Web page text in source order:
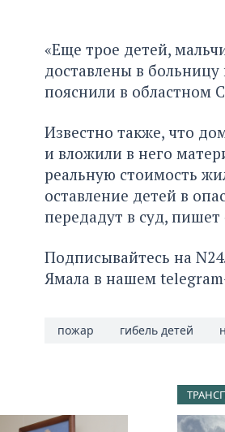
«Еще трое детей,
доставлены в больницу
пояснили в областном
Известно также, что
и вложили в него
реальную стоимость
оставление детей в
передадут в суд,
Подписывайтесь на
Ямала в нашем
пожар гибель детей